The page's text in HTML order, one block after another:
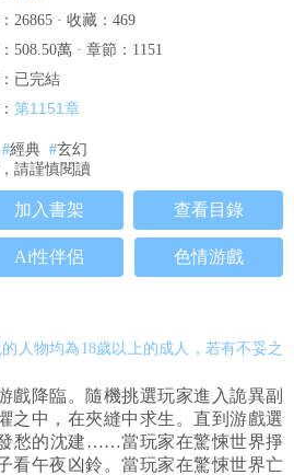
26865 · 收藏：469
508.50萬 · 章節：1151
已完結
第1151章
#經典 #玄幻
請謹慎閱讀
加入書架 查看目錄
Ai性伴侶 色情游戲
人物均為18歲以上的成人，若有不妥之
降臨。隨機挑選玩家進入詭異副
之中，在夾縫中求生。直到游戲選
愁的沈建……當玩家在驚悚世界掙
看午夜凶鈴。當玩家在驚悚世界亡